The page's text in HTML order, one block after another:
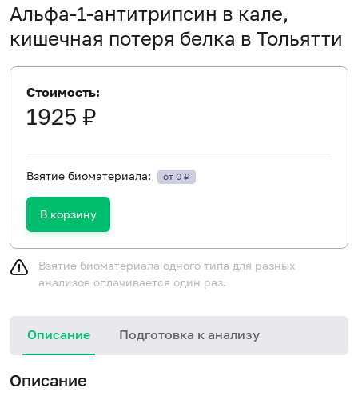
Альфа-1-антитрипсин в кале,
кишечная потеря белка в Тольятти
Стоимость:
1925 ₽
Взятие биоматериала: от 0 ₽
В корзину
Взятие биоматериала одного типа для разных
анализов оплачивается один раз.
Описание Подготовка к анализу
Описание